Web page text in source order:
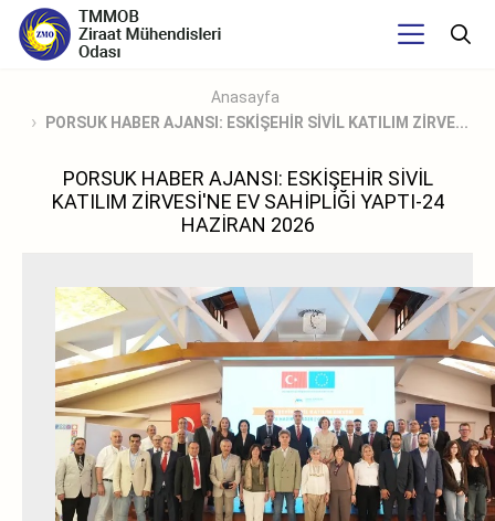
Anasayfa
PORSUK HABER AJANSI: ESKİŞEHİR SİVİL KATILIM ZİRVE...
PORSUK HABER AJANSI: ESKİŞEHİR SİVİL
KATILIM ZİRVESİ'NE EV SAHİPLİĞİ YAPTI-24
HAZİRAN 2026